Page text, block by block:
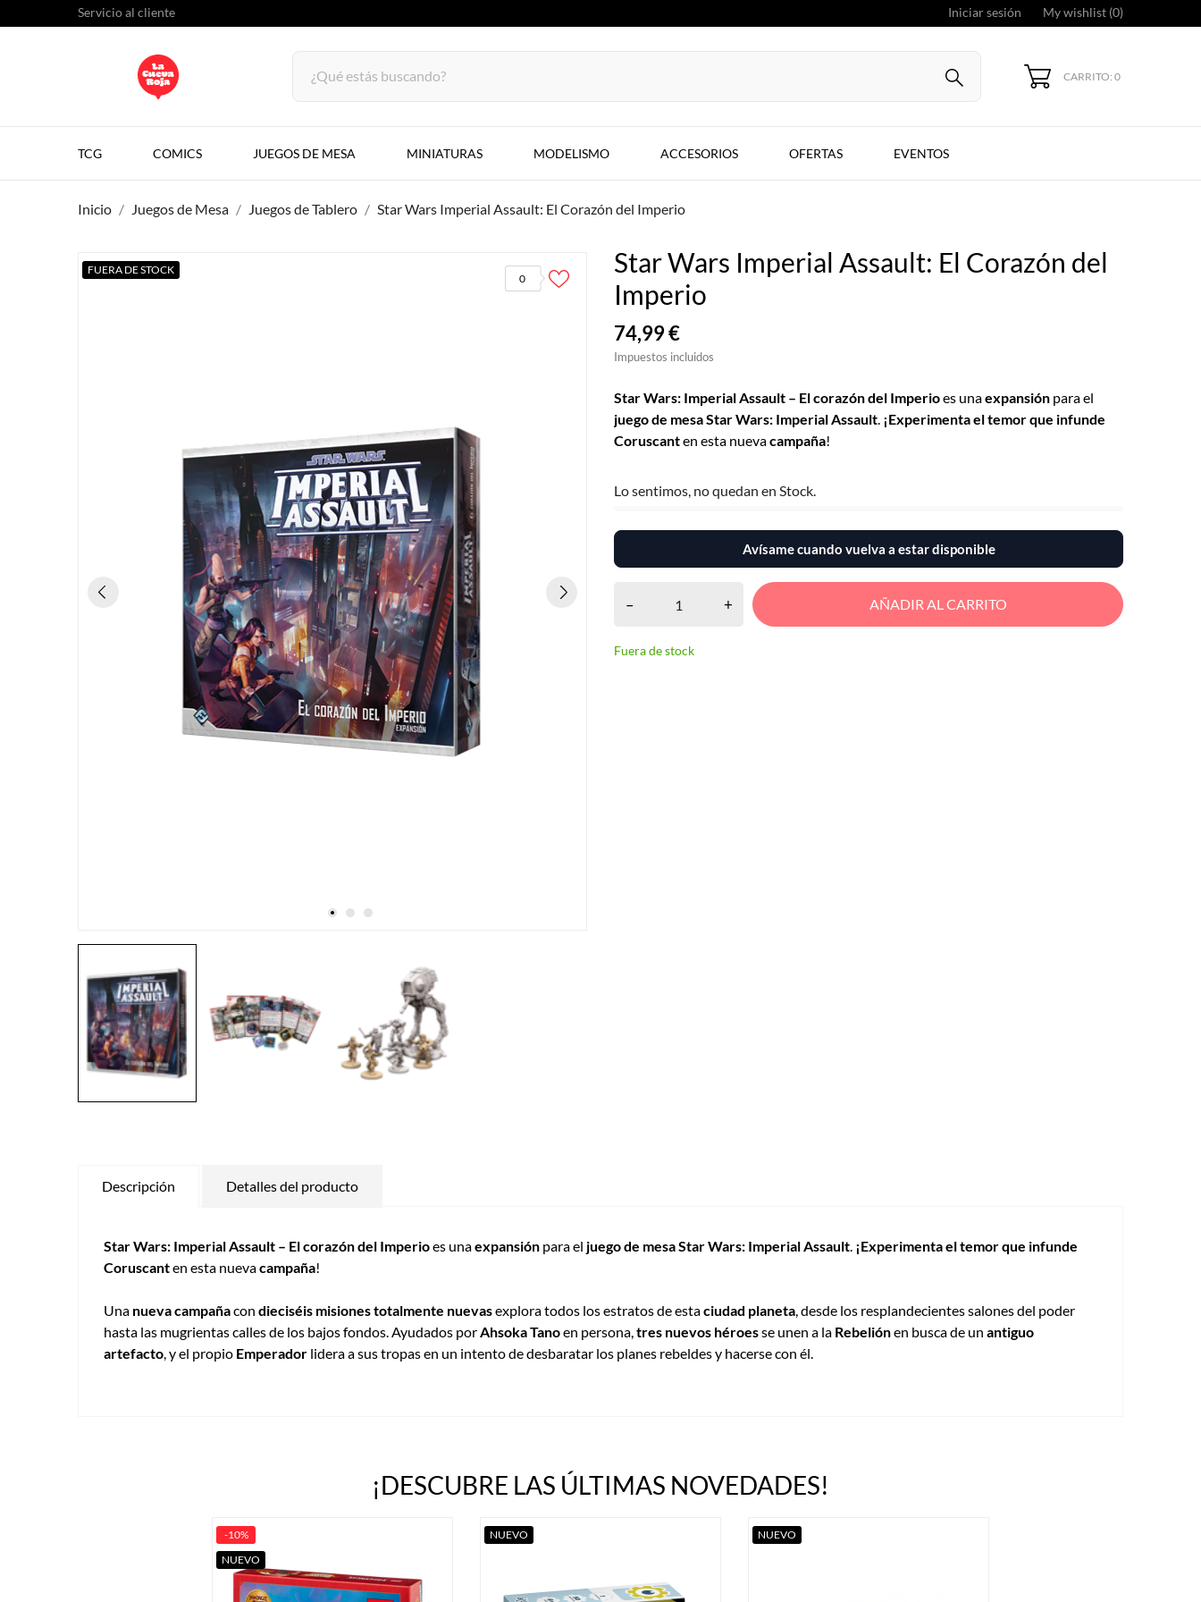
Servicio al cliente Iniciar sesión My wishlist (0)
CARRITO: 0
TCG COMICS JUEGOS DE MESA MINIATURAS MODELISMO ACCESORIOS OFERTAS EVENTOS
Inicio Juegos de Mesa Juegos de Tablero Star Wars Imperial Assault: El Corazón del Imperio
0
FUERA DE STOCK
Star Wars Imperial Assault: El Corazón del
Imperio
74,99 €
Impuestos incluidos
Star Wars: Imperial Assault – El corazón del Imperioes unaexpansión para el
juego de mesa Star Wars: Imperial Assault. ¡Experimenta el temor que infunde
Coruscanten esta nuevacampaña!
Lo sentimos, no quedan en Stock.
Avísame cuando vuelva a estar disponible
– + AÑADIR AL CARRITO
Fuera de stock
Descripción Detalles del producto
Star Wars: Imperial Assault – El corazón del Imperioes unaexpansión para el juego de mesa Star Wars: Imperial Assault ¡Experimenta el temor que infunde
Coruscanten esta nuevacampaña!
Una nueva campañacon dieciséis misiones totalmente nuevasexplora todos los estratos de estaciudad planeta , desde los resplandecientes salones del poder
hasta las mugrientas calles de los bajos fondos. Ayudados por Ahsoka Tanoen persona, tres nuevos héroesse unen a la Rebeliónen busca de un antiguo
artefacto , y el propio Emperador lidera a sus tropas en un intento de desbaratar los planes rebeldes y hacerse con él.
¡DESCUBRE LAS ÚLTIMAS NOVEDADES!
-10%
NUEVO
NUEVO NUEVO